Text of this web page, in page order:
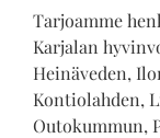
Tarjoamme
Karjalan
Heinäveden,
Kontiolahden,
Outokummun,